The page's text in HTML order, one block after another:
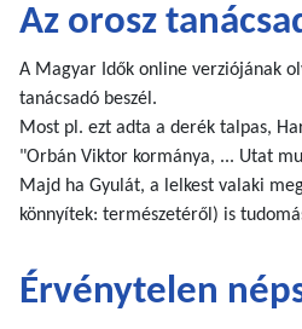
Az orosz
A Magyar Idők online verziójának
tanácsadó beszél.
Most pl. ezt adta a derék talpas,
"Orbán Viktor kormánya, ... Utat
Majd ha Gyulát, a lelkest valaki
könnyítek: természetéről) is
Érvénytelen